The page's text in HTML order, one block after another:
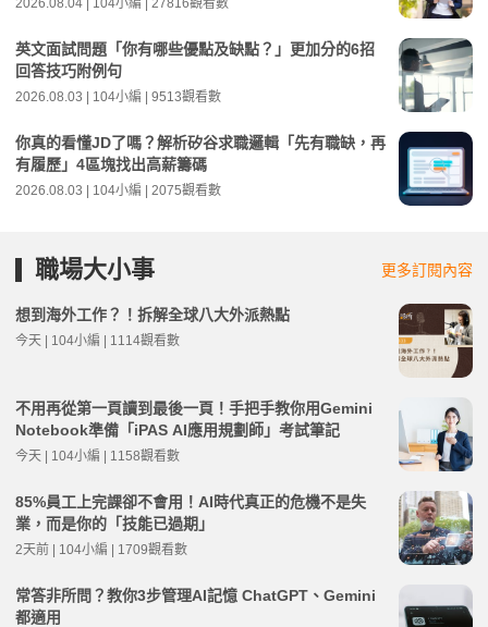
2026.08.04 | 104小編 | 27816觀看數
英文面試問題「你有哪些優點及缺點？」更加分的6招
回答技巧附例句
2026.08.03 | 104小編 | 9513觀看數
你真的看懂JD了嗎？解析矽谷求職邏輯「先有職缺，再
有履歷」4區塊找出高薪籌碼
2026.08.03 | 104小編 | 2075觀看數
職場大小事 更多訂閱內容
想到海外工作？！拆解全球八大外派熱點
今天 | 104小編 | 1114觀看數
不用再從第一頁讀到最後一頁！手把手教你用Gemini
Notebook準備「iPAS AI應用規劃師」考試筆記
今天 | 104小編 | 1158觀看數
85%員工上完課卻不會用！AI時代真正的危機不是失
業，而是你的「技能已過期」
2天前 | 104小編 | 1709觀看數
常答非所問？教你3步管理AI記憶 ChatGPT、Gemini
都適用